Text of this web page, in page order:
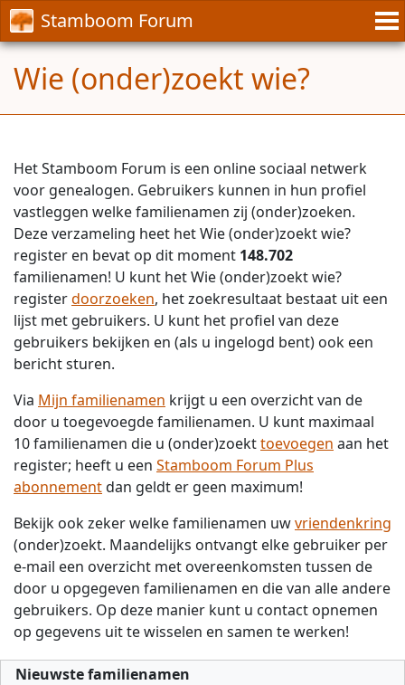
Stamboom Forum
Wie (onder)zoekt wie?
Het Stamboom Forum is een online sociaal netwerk
voor genealogen. Gebruikers kunnen in hun profiel
vastleggen welke familienamen zij (onder)zoeken.
Deze verzameling heet het Wie (onder)zoekt wie?
register en bevat op dit moment 148.702
familienamen! U kunt het Wie (onder)zoekt wie?
registerdoorzoeken, het zoekresultaat bestaat uit een
lijst met gebruikers. U kunt het profiel van deze
gebruikers bekijken en (als u ingelogd bent) ook een
bericht sturen.
Via Mijn familienamen krijgt u een overzicht van de
door u toegevoegde familienamen. U kunt maximaal
10 familienamen die u (onder)zoekttoevoegen aan het
register; heeft u een Stamboom Forum Plus
abonnementdan geldt er geen maximum!
Bekijk ook zeker welke familienamen uwvriendenkring
(onder)zoekt. Maandelijks ontvangt elke gebruiker per
e-mail een overzicht met overeenkomsten tussen de
door u opgegeven familienamen en die van alle andere
gebruikers. Op deze manier kunt u contact opnemen
op gegevens uit te wisselen en samen te werken!
Nieuwste familienamen